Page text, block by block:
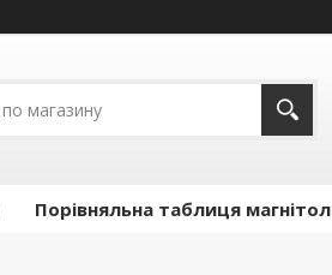
Порівняльна таблиця магнітол